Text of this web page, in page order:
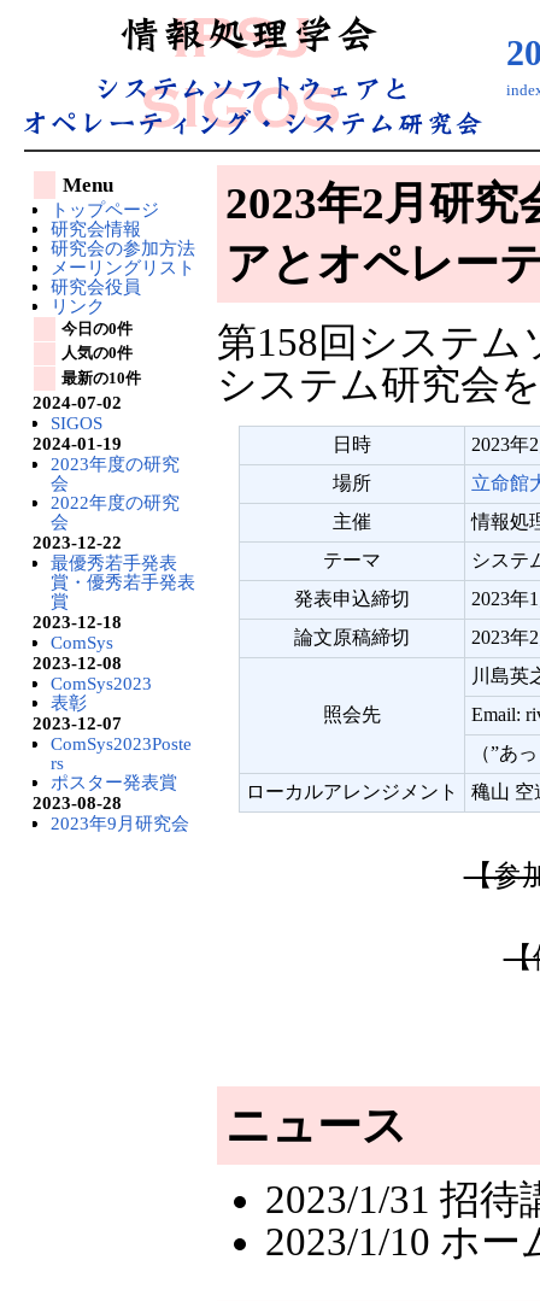
Menu
トップページ
研究会情報
研究会の参加方法
メーリングリスト
研究会役員
リンク
今日の0件
人気の0件
最新の10件
2024-07-02
SIGOS
2024-01-19
2023年度の研究
会
2022年度の研究
会
2023-12-22
最優秀若手発表
賞・優秀若手発表
賞
2023-12-18
ComSys
2023-12-08
ComSys2023
表彰
2023-12-07
ComSys2023Poste
rs
ポスター発表賞
2023-08-28
2023年9月研究会
2023年2月研
アとオペレー
第158回システ
システム研究会
日時
2023年
場所
立命館
主催
情報処
テーマ
システ
発表申込締切
2023年
論文原稿締切
2023年
照会先
川島英
Email:
（”あ
ローカルアレンジメント
穐山 空
【参
【
ニュース
2023/1/31 招
2023/1/10 ホ